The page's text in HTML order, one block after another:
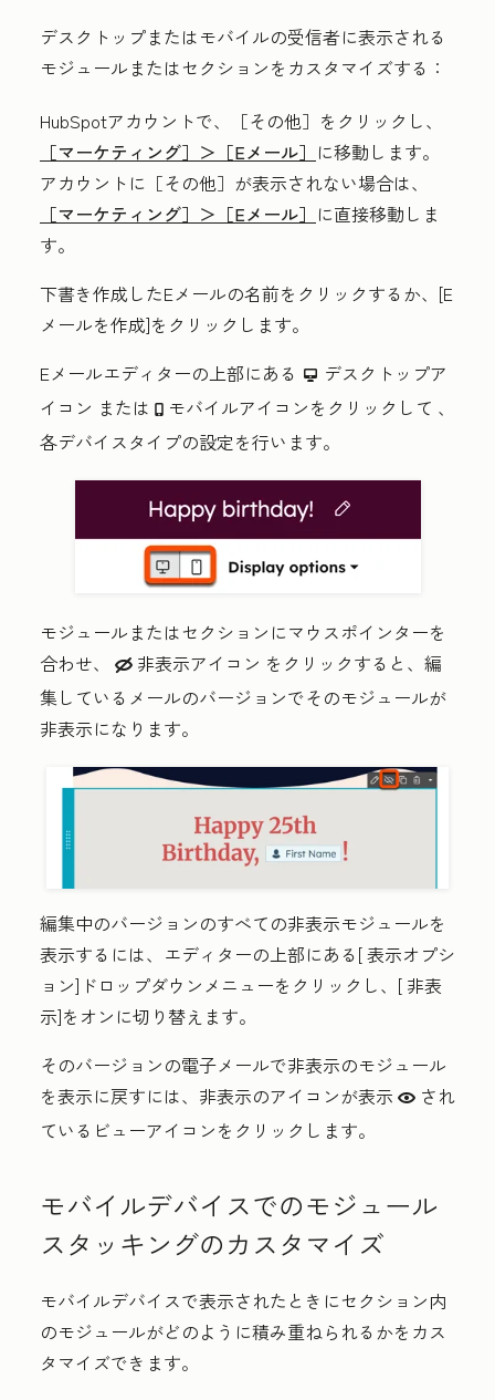
デスクトップまたはモバイルの受信者に表示される
モジュールまたはセクションをカスタマイズする：
HubSpotアカウントで、
［その他］をクリックし、
［マーケティング］＞ ［Eメール］ に移動します。
アカウントに ［その他］が表示されない場合は、
［マーケティング］＞ ［Eメール］ に直接移動しま
す。
下書き作成したEメールの名前をクリックするか、[E
メールを作成]をクリックします。
Eメールエディターの上部にある desktop デスクトップア
イコン または mobile モバイルアイコンをクリックして 、
各デバイスタイプの設定を行います。
モジュールまたはセクションにマウスポインターを
合わせ、
hide 非表示アイコン をクリックすると、編
集しているメールのバージョンでそのモジュールが
非表示になります。
編集中のバージョンのすべての非表示モジュールを
表示するには、エディターの上部にある[表示オプシ
ョン]ドロップダウンメニューをクリックし、[ 非表
示]をオンに切り替えます。
そのバージョンの電子メールで非表示のモジュール
を表示に戻すには、非表示のアイコンが表示 view され
ているビューアイコンをクリックします。
モバイルデバイスでのモジュール
スタッキングのカスタマイズ
モバイルデバイスで表示されたときにセクション内
のモジュールがどのように積み重ねられるかをカス
タマイズできます。